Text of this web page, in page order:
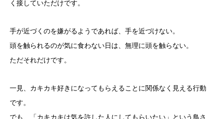
く接していただけです。
手が近づくのを嫌がるようであれば、手を近づけない。
頭を触られるのが気に食わない日は、無理に頭を触らない。
ただそれだけです。
一見、カキカキ好きになってもらえることに関係なく見える行動
です。
でも、「カキカキは気を許した人にしてもらいたい」という鳥さ